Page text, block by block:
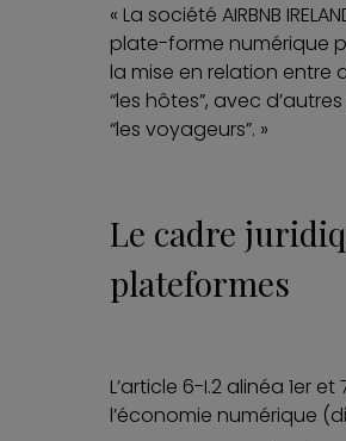
« La société AIRBNB
plate-forme numérique
la mise en relation
“les hôtes”, avec
“les voyageurs”. »
Le cadre
plateformes
L’article 6-I.2 alinéa 1er
l’économie numérique